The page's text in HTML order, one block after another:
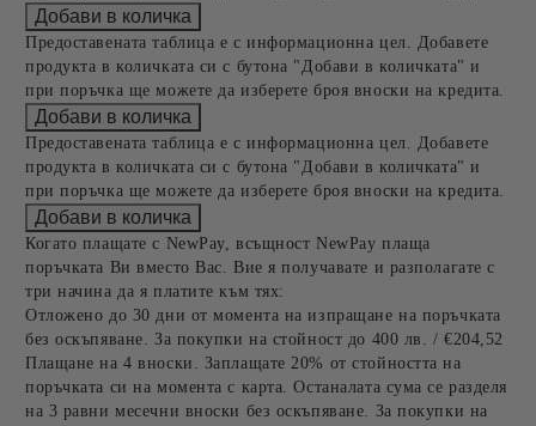
Предоставената таблица е с информационна цел. Добавете
продукта в количката си с бутона "Добави в количката" и
при поръчка ще можете да изберете броя вноски на кредита.
Предоставената таблица е с информационна цел. Добавете
продукта в количката си с бутона "Добави в количката" и
при поръчка ще можете да изберете броя вноски на кредита.
Когато плащате с NewPay, всъщност NewPay плаща
поръчката Ви вместо Вас. Вие я получавате и разполагате с
три начина да я платите към тях:
Отложено до 30 дни от момента на изпращане на поръчката
без оскъпяване. За покупки на стойност до 400 лв. / €204,52
Плащане на 4 вноски. Заплащате 20% от стойността на
поръчката си на момента с карта. Останалата сума се разделя
на 3 равни месечни вноски без оскъпяване. За покупки на